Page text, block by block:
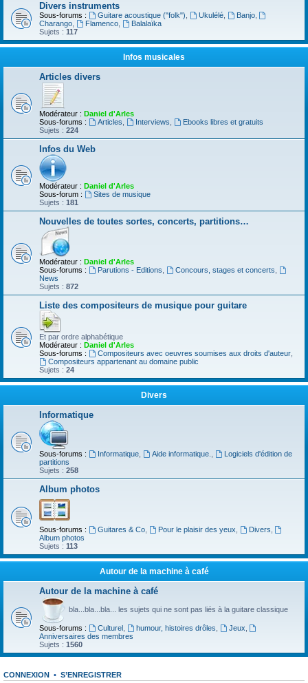
Divers instruments
Sous-forums : Guitare acoustique ("folk") Ukulélé, Banjo,
Charango
Flamenco,
Balalaïka
Sujets : 117
Infos musicales
Articles divers
Modérateur : Daniel d'Arles
Sous-forums :
Articles Interviews
Ebooks libres et gratuits
Sujets : 224
Infos du Web
Modérateur : Daniel d'Arles
Sous-forum :
Sites de musique
Sujets : 181
Nouvelles de toutes sortes, concerts, partitions…
Modérateur : Daniel d'Arles
Sous-forums :
Parutions - Editions Concours, stages et concerts
News
Sujets : 872
Liste des compositeurs de musique pour guitare
Et par ordre alphabétique
Modérateur : Daniel d'Arles
Sous-forums :
Compositeurs avec oeuvres soumises aux droits d'auteur,
Compositeurs appartenant au domaine public
Sujets : 24
Divers
Informatique
Sous-forums : Informatique, Aide informatique.
Logiciels d'édition de
partitions
Sujets : 258
Album photos
Sous-forums : Guitares & Co, Pour le plaisir des yeux Divers
Album photos
Sujets : 113
Autour de la machine à café
Autour de la machine à café
bla...bla...bla... les sujets qui ne sont pas liés à la guitare classique
Sous-forums : Culturel, humour, histoires drôles Jeux
Anniversaires des membres
Sujets : 1560
CONNEXION • S’ENREGISTRER